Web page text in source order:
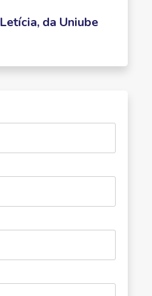
Letícia, da Uniube